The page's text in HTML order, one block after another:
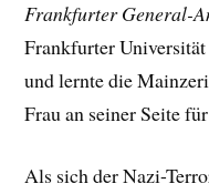
Frankfurter General-
Frankfurter Universität
und lernte die
Frau an seiner Seite
Als sich der Nazi-